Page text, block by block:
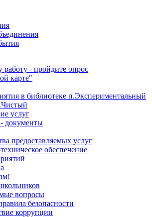
- пройдите опрос
карте"
в библиотеке п.Экспериментальный
услуг
- документы
предоставляемых услуг
обеспечение
вопросы
безопасности
коррупции